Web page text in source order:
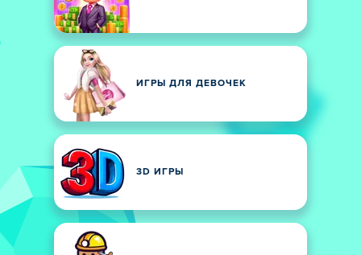
ИГРЫ ДЛЯ ДЕВОЧЕК
3D ИГРЫ